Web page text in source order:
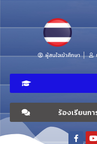
ผู้สนใจเข้าศึกษา
ร้องเรียนก